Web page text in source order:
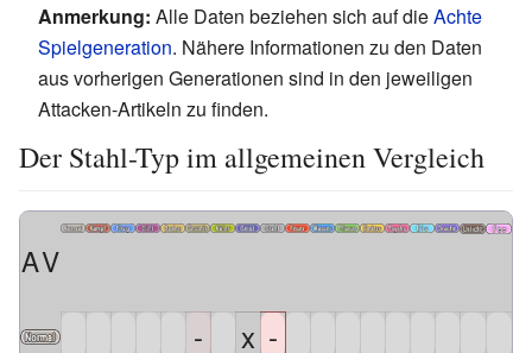
Anmerkung: Alle Daten beziehen sich auf dieAchte
Spielgeneration. Nähere Informationen zu den Daten
aus vorherigen Generationen sind in den jeweiligen
Attacken-Artikeln zu finden.
Der Stahl-Typ im allgemeinen Vergleich
AV
- x -